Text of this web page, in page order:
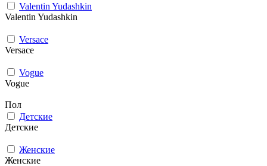
Valentin Yudashkin
Valentin Yudashkin
Versace
Versace
Vogue
Vogue
Пол
Детские
Детские
Женские
Женские